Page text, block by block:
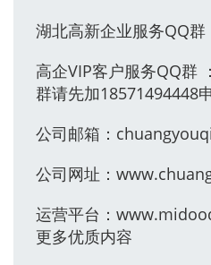
湖北高新企业服务QQ
高企VIP客户服务QQ群
群请先加18571494448
公司邮箱：
公司网址：
运营平台：
更多优质内容